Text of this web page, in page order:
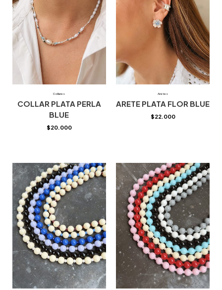
Collares
COLLAR PLATA PERLA
BLUE
$20.000
Aretes
ARETE PLATA FLOR BLUE
$22.000